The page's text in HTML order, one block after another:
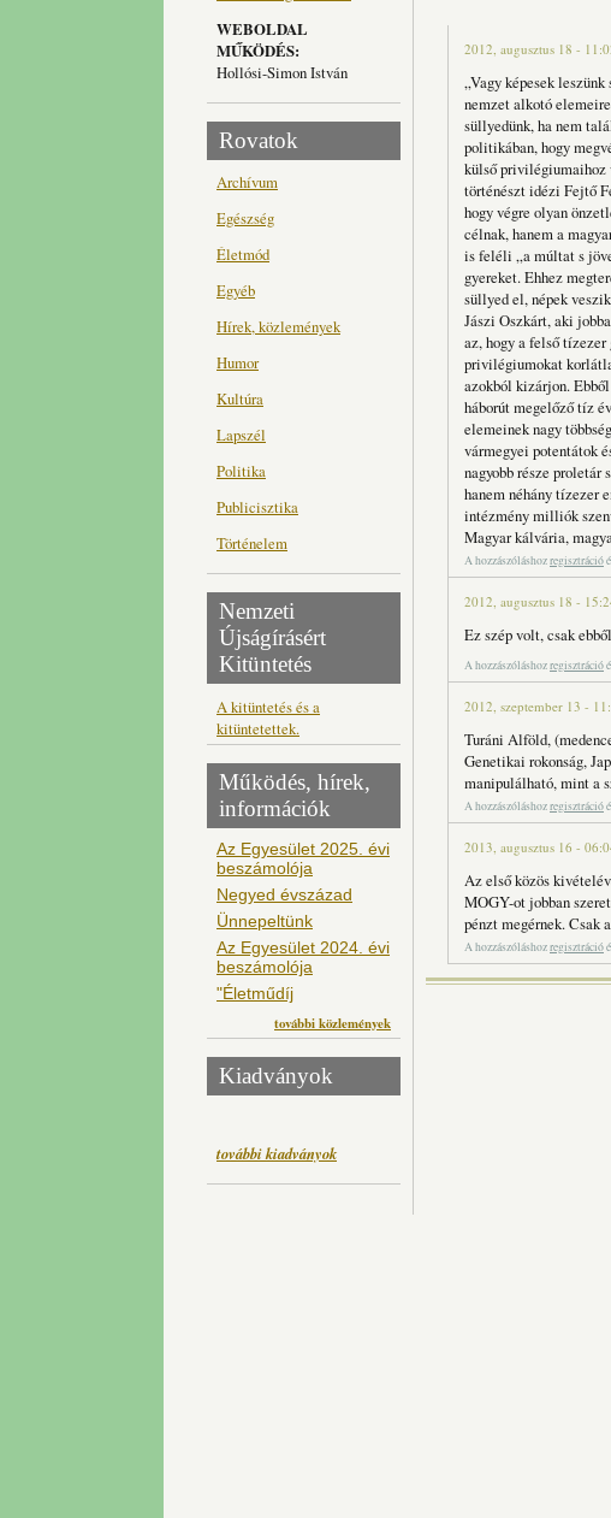
WEBOLDAL
MŰKÖDÉS:
Hollósi-Simon István
Rovatok
Archívum
Egészség
Életmód
Egyéb
Hírek, közlemények
Humor
Kultúra
Lapszél
Politika
Publicisztika
Történelem
Nemzeti
Újságírásért
Kitüntetés
A kitüntetés és a
kitüntetettek.
Működés, hírek,
információk
Az Egyesület 2025. évi
beszámolója
Negyed évszázad
Ünnepeltünk
Az Egyesület 2024. évi
beszámolója
"Életműdíj
további közlemények
Kiadványok
további kiadványok
2012, augusztus 18 -
„Vagy képesek
nemzet alkotó
süllyedünk, ha nem
politikában, hogy
külső privilégiumaihoz
történészt idézi Fejtő
hogy végre olyan
célnak, hanem a
is feléli „a múltat s
gyereket. Ehhez
süllyed el, népek
Jászi Oszkárt, aki
az, hogy a felső
privilégiumokat
azokból kizárjon.
háborút meg­előző tíz
elemeinek nagy
vármegyei potentátok
nagyobb része proletár
hanem néhány tízezer
intézmény milliók
Magyar kálvária,
A hozzászóláshozregisztráció
2012, augusztus 18 -
Ez szép volt, csak
A hozzászóláshozregisztráció
2012, szeptember 13 -
Turáni Alföld,
Genetikai rokonság,
manipulálható, mint a
A hozzászóláshozregisztráció
2013, augusztus 16 -
Az első közös
MOGY-ot jobban
pénzt megérnek. Csak
A hozzászóláshozregisztráció